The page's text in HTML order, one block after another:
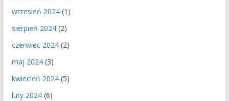
wrzesień 2024(1)
sierpień 2024(2)
czerwiec 2024(2)
maj 2024(3)
kwiecień 2024(5)
luty 2024(6)